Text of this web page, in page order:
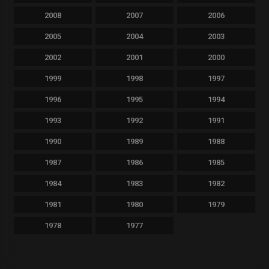
2008 2007 2006
2005 2004 2003
2002 2001 2000
1999 1998 1997
1996 1995 1994
1993 1992 1991
1990 1989 1988
1987 1986 1985
1984 1983 1982
1981 1980 1979
1978 1977